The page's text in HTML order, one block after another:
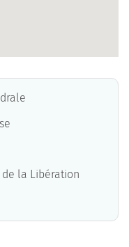
de la Libération